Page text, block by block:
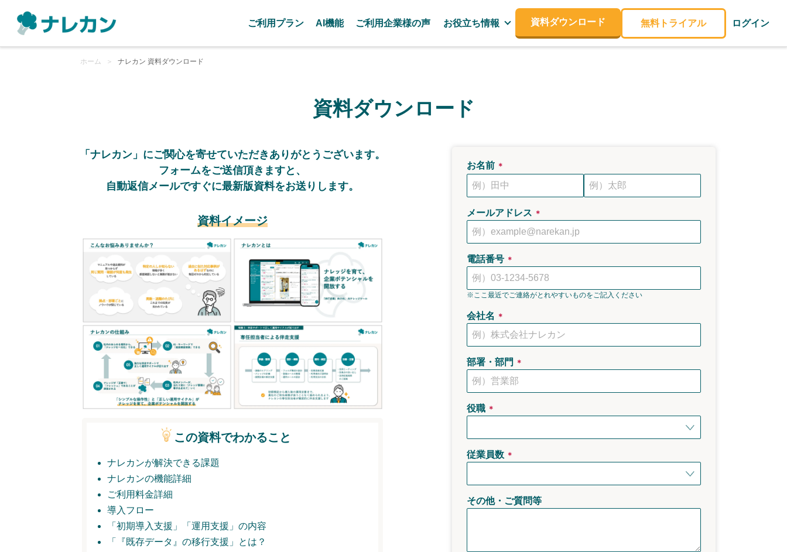
ご利用プラン AI機能 ご利用企業様の声 お役立ち情報 資料ダウンロード 無料トライアル ログイン
ホーム ＞ ナレカン 資料ダウンロード
資料ダウンロード
「ナレカン」にご関心を寄せていただき ありがとうございます。
フォームをご送信頂きますと、
自動返信メールですぐに最新版資料をお送りします。
資料イメージ
この資料でわかること
ナレカンが解決できる課題
ナレカンの機能詳細
ご利用料金詳細
導入フロー
「初期導入支援」
「運用支援」の内容
「『既存データ』の移行支援」とは？
お名前 ＊
メールアドレス ＊
電話番号 ＊
※ここ最近でご連絡がとれやすいものをご記入ください
会社名 ＊
部署・部門 ＊
役職 ＊
従業員数 ＊
その他・ご質問等